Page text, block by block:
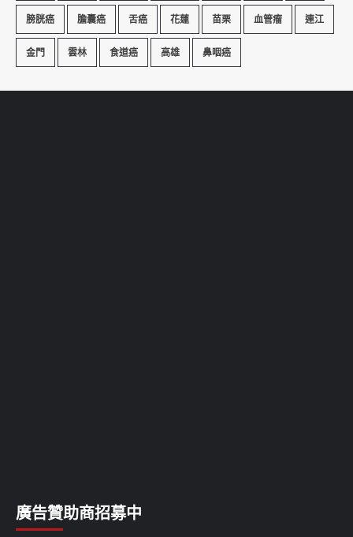
膀胱癌 膽囊癌 舌癌 花蓮 苗栗 血管瘤 連江
金門 雲林 食道癌 高雄 鼻咽癌
廣告贊助商招募中